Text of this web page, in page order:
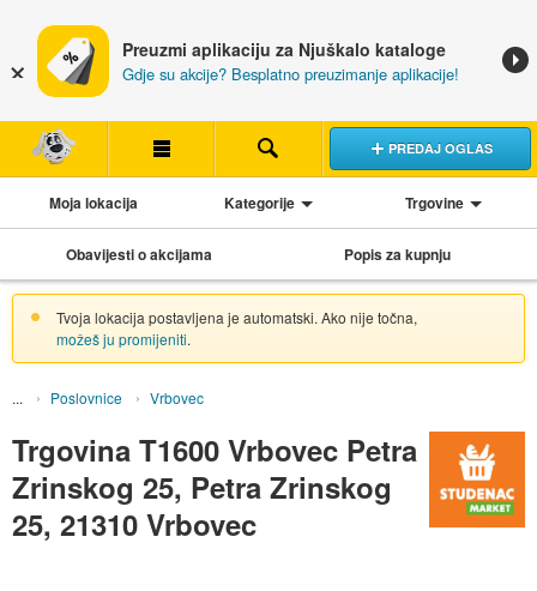
Preuzmi aplikaciju za Njuškalo kataloge
Gdje su akcije? Besplatno preuzimanje aplikacije!
PREDAJ OGLAS
Moja lokacija Kategorije Trgovine
Obavijesti o akcijama Popis za kupnju
Tvoja lokacija postavljena je automatski. Ako nije točna,
možeš ju promijeniti.
Poslovnice Vrbovec
Trgovina T1600 Vrbovec Petra
Zrinskog 25, Petra Zrinskog
25, 21310 Vrbovec